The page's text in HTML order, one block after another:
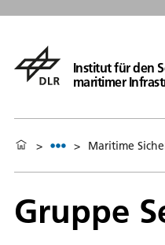
Institut für den
maritimer
> > Maritime
Gruppe